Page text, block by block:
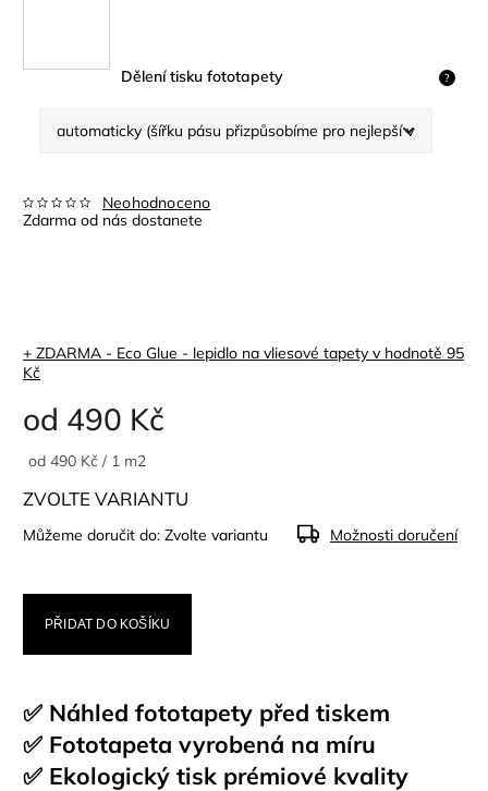
Dělení tisku fototapety ?
Neohodnoceno
od 490 Kč
od 490 Kč / 1 m2
ZVOLTE VARIANTU
Můžeme doručit do: Zvolte variantu Možnosti doručení
PŘIDAT DO KOŠÍKU
✅ Náhled fototapety před tiskem
✅ Fototapeta vyrobená na míru
✅ Ekologický tisk prémiové kvality
Zdarma od nás dostanete
+ ZDARMA - Eco Glue - lepidlo na vliesové tapety v hodnotě 95
Kč